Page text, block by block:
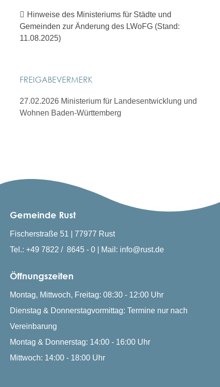
Hinweise des Ministeriums für Städte und
Gemeinden zur Änderung des LWoFG (Stand:
11.08.2025)
FREIGABEVERMERK
27.02.2026 Ministerium für Landesentwicklung und
Wohnen Baden-Württemberg
Gemeinde Rust
Fischerstraße 51 | 77977 Rust
Tel.: +49 7822 / 8645 - 0 | Mail: info@rust.de
Öffnungszeiten
Montag, Mittwoch, Freitag: 08:30 - 12:00 Uhr
Dienstag & Donnerstagvormittag: Termine nur nach
Vereinbarung
Montag & Donnerstag: 14:00 - 16:00 Uhr
Mittwoch: 14:00 - 18:00 Uhr